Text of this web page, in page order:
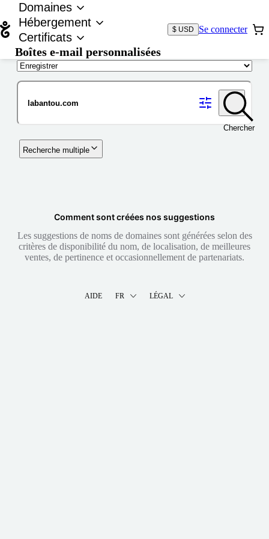
Domaines
Hébergement
Certificats
Boîtes e-mail personnalisées
$ USD Se connecter
Chercher
Recherche multiple
Comment sont créées nos suggestions
Les suggestions de noms de domaines sont générées selon des
critères de disponibilité du nom, de localisation, de meilleures
ventes, de pertinence et occasionnellement de partenariats.
AIDE FR LÉGAL